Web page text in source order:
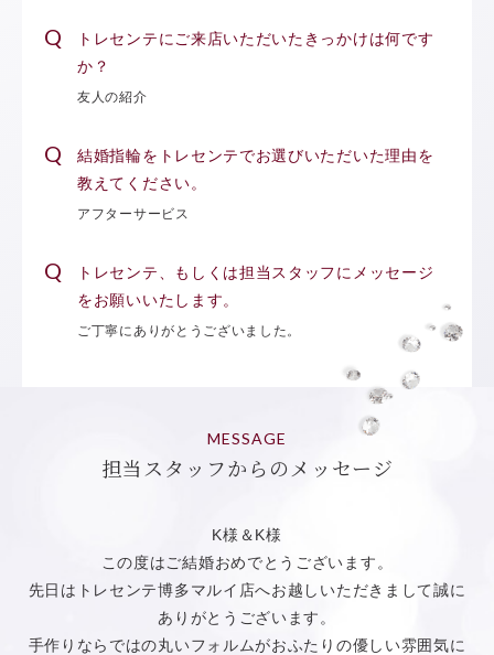
トレセンテにご来店いただいたきっかけは何です
か？
友人の紹介
結婚指輪をトレセンテでお選びいただいた理由を
教えてください。
アフターサービス
トレセンテ、もしくは担当スタッフにメッセージ
をお願いいたします。
ご丁寧にありがとうございました。
MESSAGE
担当スタッフからのメッセージ
K様＆K様
この度はご結婚おめでとうございます。
先日はトレセンテ博多マルイ店へお越しいただきまして誠に
ありがとうございます。
手作りならではの丸いフォルムがおふたりの優しい雰囲気に